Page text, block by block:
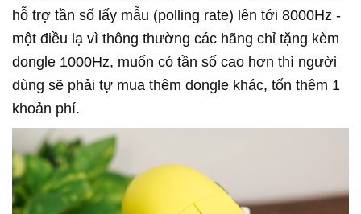
hỗ trợ tần số lấy mẫu (polling rate) lên tới 8000Hz -
một điều lạ vì thông thường các hãng chỉ tặng kèm
dongle 1000Hz, muốn có tần số cao hơn thì người
dùng sẽ phải tự mua thêm dongle khác, tốn thêm 1
khoản phí.